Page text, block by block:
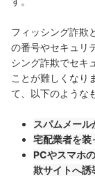
フィッシング詐欺
の番号やセキュリ
シング詐欺でセキ
ことが難しくなり
て、以下のような
スパムメー
宅配業者を装
PCやスマホ
欺サイトへ誘